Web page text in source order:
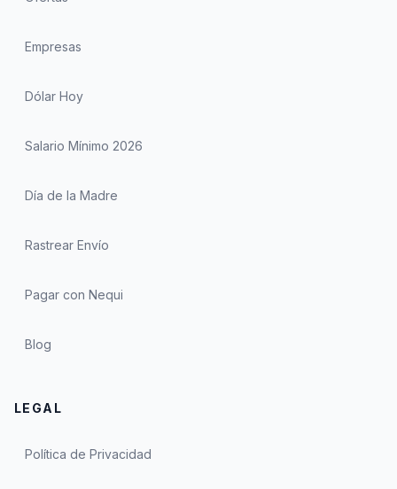
Empresas
Dólar Hoy
Salario Mínimo 2026
Día de la Madre
Rastrear Envío
Pagar con Nequi
Blog
LEGAL
Política de Privacidad